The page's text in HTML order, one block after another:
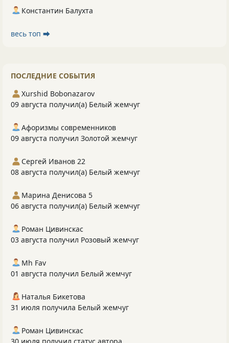
Константин Балухта
весь топ ⮕
ПОСЛЕДНИЕ СОБЫТИЯ
Xurshid Bobonazarov
09 августа получил(а) Белый жемчуг
Афоризмы современников
09 августа получил Золотой жемчуг
Сергей Иванов 22
08 августа получил(а) Белый жемчуг
Марина Денисова 5
06 августа получил(а) Белый жемчуг
Роман Цивинскас
03 августа получил Розовый жемчуг
Mh Fav
01 августа получил Белый жемчуг
Наталья Бикетова
31 июля получила Белый жемчуг
Роман Цивинскас